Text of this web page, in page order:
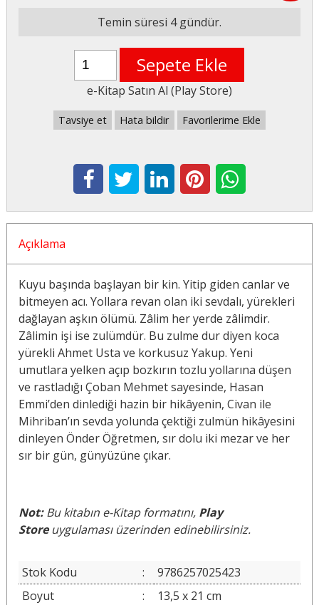
Temin süresi 4 gündür.
Sepete Ekle
e-Kitap Satın Al (Play Store)
Tavsiye et Hata bildir Favorilerime Ekle
Açıklama
Kuyu başında başlayan bir kin. Yitip giden canlar ve
bitmeyen acı. Yollara revan olan iki sevdalı, yürekleri
dağlayan aşkın ölümü. Zâlim her yerde zâlimdir.
Zâlimin işi ise zulümdür. Bu zulme dur diyen koca
yürekli Ahmet Usta ve korkusuz Yakup. Yeni
umutlara yelken açıp bozkırın tozlu yollarına düşen
ve rastladığı Çoban Mehmet sayesinde, Hasan
Emmi’den dinlediği hazin bir hikâyenin, Civan ile
Mihriban’ın sevda yolunda çektiği zulmün hikâyesini
dinleyen Önder Öğretmen, sır dolu iki mezar ve her
sır bir gün, günyüzüne çıkar.
Not:Bu kitabın e-Kitap formatını, Play
Storeuygulaması üzerinden edinebilirsiniz.
Stok Kodu :
9786257025423
Boyut
:
13,5 x 21 cm